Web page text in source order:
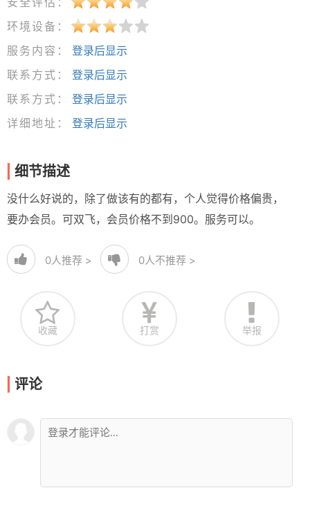
环境设备：
服务内容：
登录后显示
联系方式：
登录后显示
联系方式：
登录后显示
详细地址：
登录后显示
细节描述
没什么好说的，除了做该有的都有，个人觉得价格偏贵，
要办会员。可双飞，会员价格不到900。服务可以。
0人推荐 > 0人不推荐 >
收藏 打赏 举报
评论